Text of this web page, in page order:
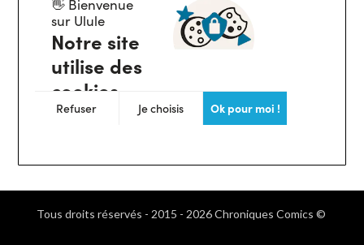
Tous droits réservés - 2015 - 2026 Chroniques Comics ©